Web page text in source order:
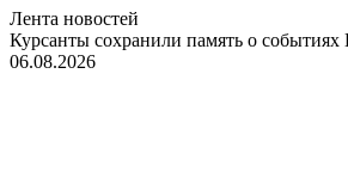
Лента новостей
Курсанты сохранили память о
06.08.2026